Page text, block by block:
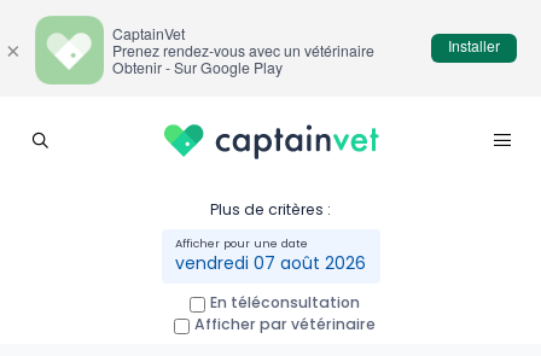
Plus de critères :
vendredi 07 août 2026
En téléconsultation
Afficher par vétérinaire
×
CaptainVet
Prenez rendez-vous avec un vétérinaire
Obtenir - Sur Google Play
Installer